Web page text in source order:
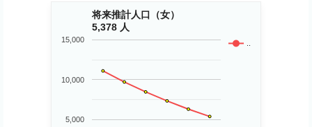
将来推計人口（女）
5,378 人
..
5,000
10,000
15,000